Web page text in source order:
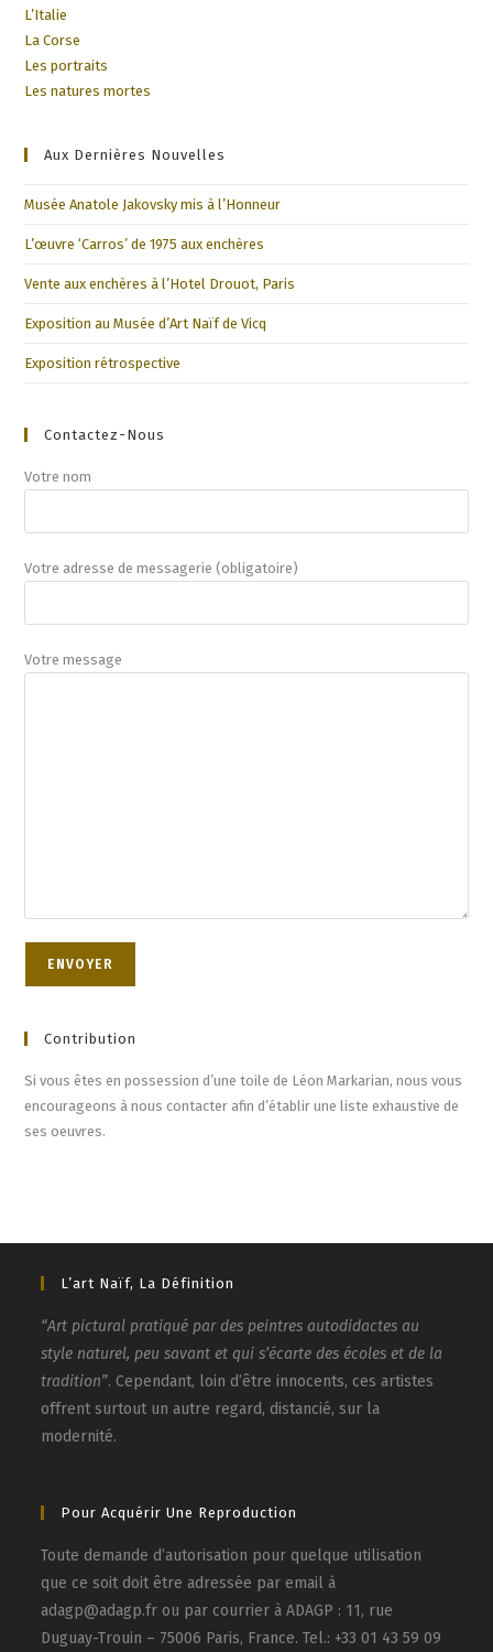
L’Italie
La Corse
Les portraits
Les natures mortes
Aux Dernières Nouvelles
Musée Anatole Jakovsky mis à l’Honneur
L’œuvre ‘Carros’ de 1975 aux enchères
Vente aux enchères à l’Hotel Drouot, Paris
Exposition au Musée d’Art Naïf de Vicq
Exposition rétrospective
Contactez-Nous
Votre nom
Votre adresse de messagerie (obligatoire)
Votre message
Contribution
Si vous êtes en possession d’une toile de Léon Markarian, nous vous
encourageons à nous contacter afin d’établir une liste exhaustive de
ses oeuvres.
L’art Naïf, La Définition
“Art pictural pratiqué par des peintres autodidactes au
style naturel, peu savant et qui s’écarte des écoles et de la
tradition”. Cependant, loin d’être innocents, ces artistes
offrent surtout un autre regard, distancié, sur la
modernité.
Pour Acquérir Une Reproduction
Toute demande d’autorisation pour quelque utilisation
que ce soit doit être adressée par email à
adagp@adagp.fr ou par courrier à ADAGP : 11, rue
Duguay-Trouin – 75006 Paris, France. Tel.: +33 01 43 59 09